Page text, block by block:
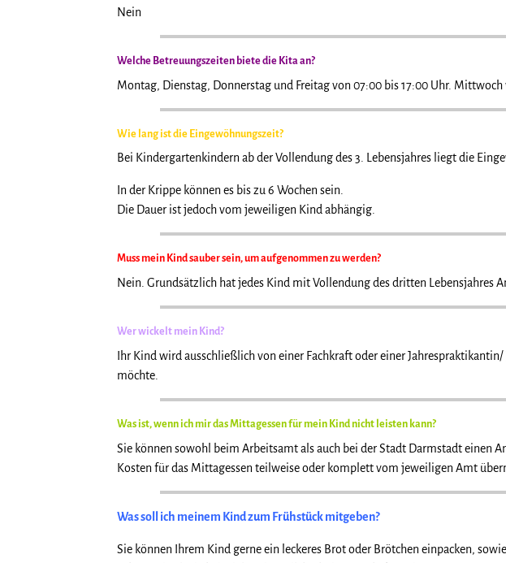
Nein
Welche Betreuungszeiten biete die Kita an?
Montag, Dienstag, Donnerstag und Freitag von 07:00 bis 17:00 Uhr. Mittwoch
Wie lang ist die Eingewöhnungszeit?
Bei Kindergartenkindern ab der Vollendung des 3. Lebensjahres liegt die
In der Krippe können es bis zu 6 Wochen sein.
Die Dauer ist jedoch vom jeweiligen Kind abhängig.
Muss mein Kind sauber sein, um aufgenommen zu werden?
Nein. Grundsätzlich hat jedes Kind mit Vollendung des dritten Lebensjahres
Wer wickelt mein Kind?
Ihr Kind wird ausschließlich von einer Fachkraft oder einer
möchte.
Was ist, wenn ich mir das Mittagessen für mein Kind nicht leisten kann?
Sie können sowohl beim Arbeitsamt als auch bei der Stadt Darmstadt einen
Kosten für das Mittagessen teilweise oder komplett vom jeweiligen Amt
Was soll ich meinem Kind zum Frühstück mitgeben?
Sie können Ihrem Kind gerne ein leckeres Brot oder Brötchen einpacken,